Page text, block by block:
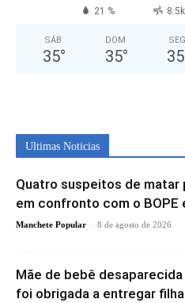
21 %
SÁB
35°
DOM
35°
SEG
35
Ultimas Noticias
Quatro suspeitos de matar
em confronto com o BOPE
Manchete Popular - 8 de agosto de 2026
Mãe de bebê
foi obrigada a entregar